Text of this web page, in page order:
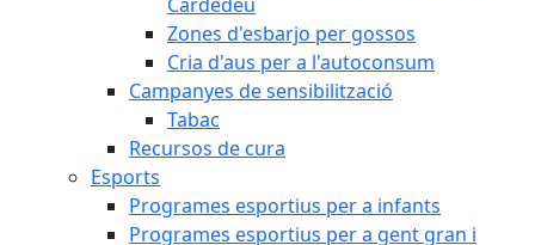
Zones d'esbarjo per gossos
Cria d'aus per a l'autoconsum
Campanyes de sensibilització
Tabac
Recursos de cura
Esports
Programes esportius per a infants
Programes esportius per a gent gran i